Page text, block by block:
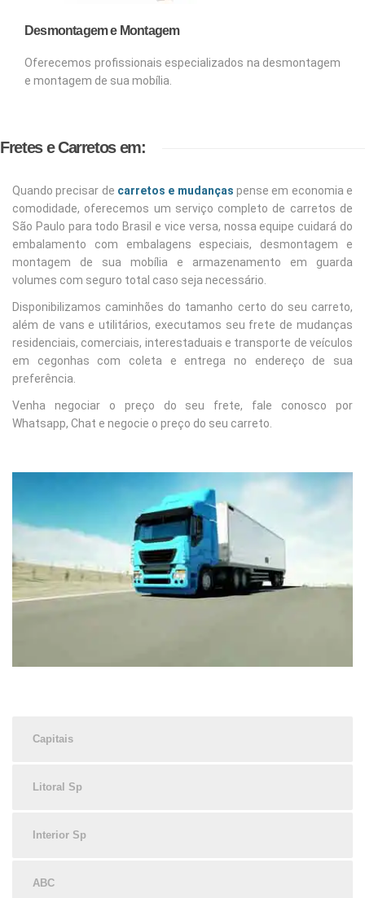
Desmontagem e Montagem
Oferecemos profissionais especializados na desmontagem
e montagem de sua mobília.
Fretes e Carretos em:
Quando precisar de carretos e mudanças pense em economia e
comodidade, oferecemos um serviço completo de carretos de
São Paulo para todo Brasil e vice versa, nossa equipe cuidará do
embalamento com embalagens especiais, desmontagem e
montagem de sua mobília e armazenamento em guarda
volumes com seguro total caso seja necessário.
Disponibilizamos caminhões do tamanho certo do seu carreto,
além de vans e utilitários, executamos seu frete de mudanças
residenciais, comerciais, interestaduais e transporte de veículos
em cegonhas com coleta e entrega no endereço de sua
preferência.
Venha negociar o preço do seu frete, fale conosco por
Whatsapp, Chat e negocie o preço do seu carreto.
Capitais
Litoral Sp
Interior Sp
ABC